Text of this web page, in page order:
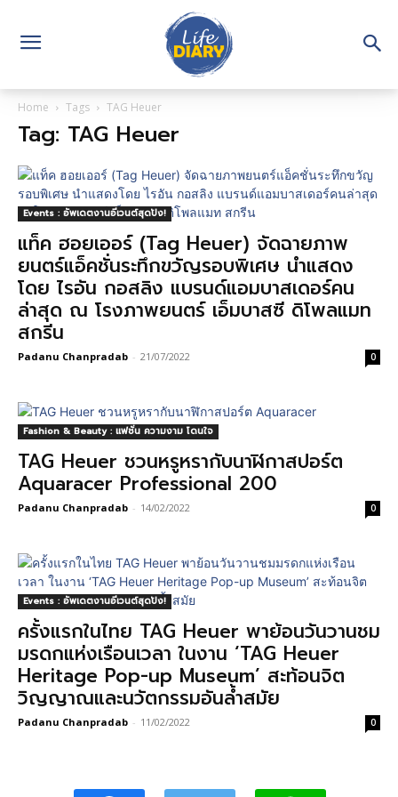
Home Tags TAG Heuer
Tag: TAG Heuer
Events : อัพเดตงานอีเวนต์สุดปัง!
แท็ค ฮอยเออร์ (Tag Heuer) จัดฉายภาพ
ยนตร์แอ็คชั่นระทึกขวัญรอบพิเศษ นำแสดง
โดย ไรอัน กอสลิง แบรนด์แอมบาสเดอร์คน
ล่าสุด ณ โรงภาพยนตร์ เอ็มบาสซี ดิโพลแมท
สกรีน
Padanu Chanpradab - 21/07/2022 0
Fashion & Beauty : แฟชั่น ความงาม โดนใจ
TAG Heuer ชวนหรูหรากับนาฬิกาสปอร์ต
Aquaracer Professional 200
Padanu Chanpradab - 14/02/2022 0
Events : อัพเดตงานอีเวนต์สุดปัง!
ครั้งแรกในไทย TAG Heuer พาย้อนวันวานชม
มรดกแห่งเรือนเวลา ในงาน ‘TAG Heuer
Heritage Pop-up Museum’ สะท้อนจิต
วิญญาณและนวัตกรรมอันล้ำสมัย
Padanu Chanpradab - 11/02/2022 0